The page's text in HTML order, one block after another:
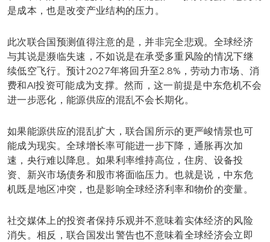
是成本，也是改变产业结构的压力。
此次联合国预测值得注意的是，并非完全悲观。全球经济
与其说是濒临失速，不如说是在承受多重风险的情况下继
续低空飞行。预计2027年将回升至2.8%，劳动力市场、消
费和AI投资可能成为支撑。然而，这一前提是中东危机不会
进一步恶化，能源供应的混乱不会长期化。
如果能源供应的混乱扩大，联合国所示的更严峻情景也可
能成为现实。全球增长率可能进一步下降，通胀再次加
速，央行难以降息。如果利率维持高位，住房、设备投
资、新兴市场债务和股市将面临压力。也就是说，中东危
机既是地区冲突，也是影响全球经济利率和物价的变量。
社交媒体上的投资者保持乐观并不意味着实体经济的风险
消失。相反，联合国发出警告也不意味着全球经济会立即